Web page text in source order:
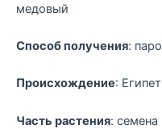
медовый
Способ получения:
Происхождение: Египет
Часть растения: семена